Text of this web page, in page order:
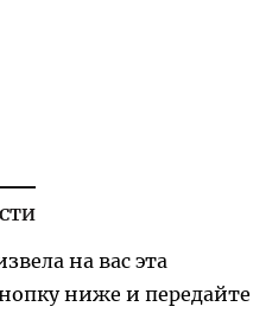
на вас эта
ниже и передайте